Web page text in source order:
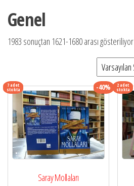
Genel
1983 sonuçtan 1621-1680 arası gösteriliyor
7 adet
stokta -40%
Saray Mollaları
2 adet
stokta